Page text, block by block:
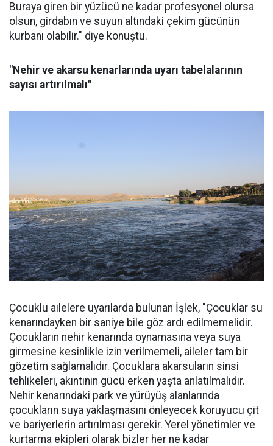
Buraya giren bir yüzücü ne kadar profesyonel olursa
olsun, girdabın ve suyun altındaki çekim gücünün
kurbanı olabilir." diye konuştu.
"Nehir ve akarsu kenarlarında uyarı tabelalarının
sayısı artırılmalı"
Çocuklu ailelere uyarılarda bulunan İşlek, "Çocuklar su
kenarındayken bir saniye bile göz ardı edilmemelidir.
Çocukların nehir kenarında oynamasına veya suya
girmesine kesinlikle izin verilmemeli, aileler tam bir
gözetim sağlamalıdır. Çocuklara akarsuların sinsi
tehlikeleri, akıntının gücü erken yaşta anlatılmalıdır.
Nehir kenarındaki park ve yürüyüş alanlarında
çocukların suya yaklaşmasını önleyecek koruyucu çit
ve bariyerlerin artırılması gerekir. Yerel yönetimler ve
kurtarma ekipleri olarak bizler her ne kadar